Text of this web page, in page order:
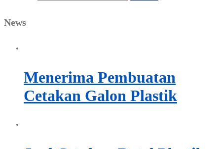
News
Menerima Pembuatan
Cetakan Galon Plastik